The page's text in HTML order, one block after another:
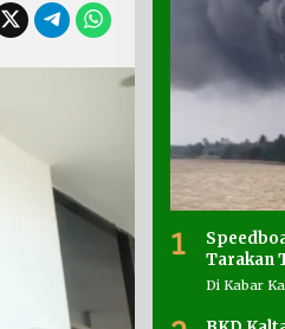
1
Tarakan
Di Kabar